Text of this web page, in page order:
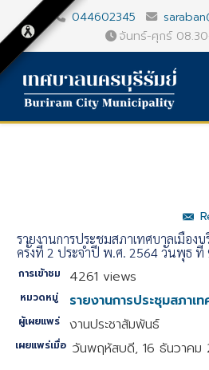
044602345
จันทร์-ศุกร์
รายงานการประชุมสภาเทศบาลเมือ
ครั้งที่ 2 ประจำปี พ.ศ. 2564 วันพุธ
การเข้าชม 4261 views
หมวดหมู่ รายงานการประชุมสภาเ
ผู้เผยแพร่ งานประชาสัมพันธ์
เผยแพร่เมื่อ วันพฤหัสบดี, 16 ธันวาคม